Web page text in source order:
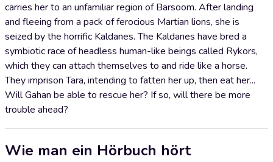
carries her to an unfamiliar region of Barsoom. After landing
and fleeing from a pack of ferocious Martian lions, she is
seized by the horrific Kaldanes. The Kaldanes have bred a
symbiotic race of headless human-like beings called Rykors,
which they can attach themselves to and ride like a horse.
They imprison Tara, intending to fatten her up, then eat her...
Will Gahan be able to rescue her? If so, will there be more
trouble ahead?
Wie man ein Hörbuch hört